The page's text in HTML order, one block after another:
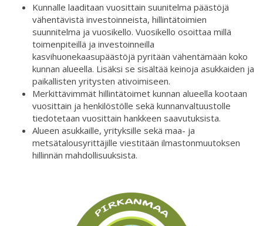
Kunnalle laaditaan vuosittain suunitelma päästöjä
vähentävistä investoinneista, hillintätoimien
suunnitelma ja vuosikello. Vuosikello osoittaa millä
toimenpiteillä ja investoinneilla
kasvihuonekaasupäästöjä pyritään vähentämään koko
kunnan alueella. Lisäksi se sisältää keinoja asukkaiden ja
paikallisten yritysten ativoimiseen.
Merkittävimmät hillintätoimet kunnan alueella kootaan
vuosittain ja henkilöstölle sekä kunnanvaltuustolle
tiedotetaan vuosittain hankkeen saavutuksista.
Alueen asukkaille, yrityksille sekä maa- ja
metsätalousyrittäjille viestitään ilmastonmuutoksen
hillinnän mahdollisuuksista.